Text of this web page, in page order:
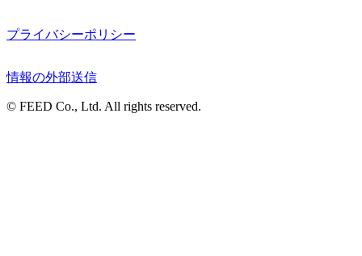
プライバシーポリシー
情報の外部送信
© FEED Co., Ltd. All rights reserved.